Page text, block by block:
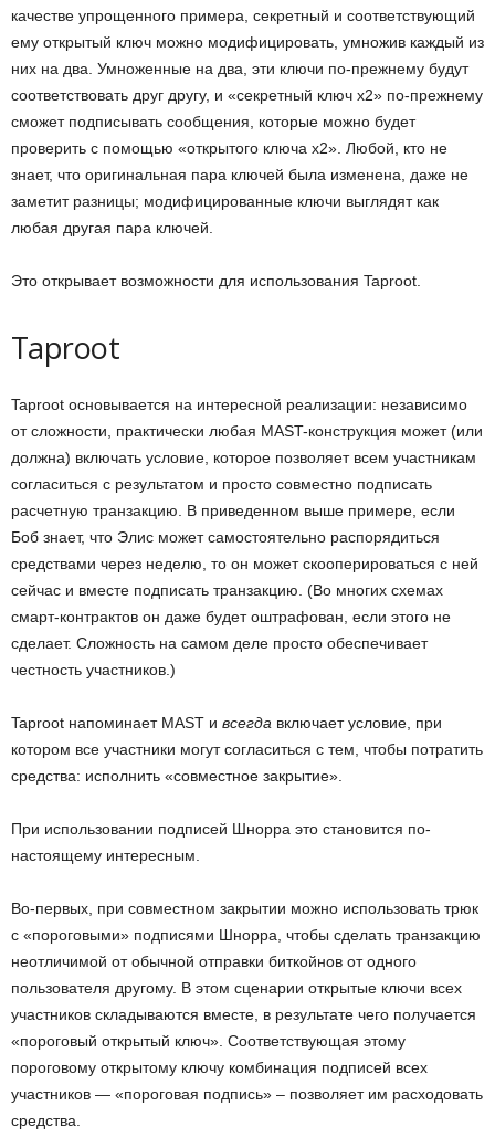
качестве упрощенного примера, секретный и соответствующий
ему открытый ключ можно модифицировать, умножив каждый из
них на два. Умноженные на два, эти ключи по-прежнему будут
соответствовать друг другу, и «секретный ключ x2» по-прежнему
сможет подписывать сообщения, которые можно будет
проверить с помощью «открытого ключа x2». Любой, кто не
знает, что оригинальная пара ключей была изменена, даже не
заметит разницы; модифицированные ключи выглядят как
любая другая пара ключей.
Это открывает возможности для использования Taproot.
Taproot
Taproot основывается на интересной реализации: независимо
от сложности, практически любая MAST-конструкция может (или
должна) включать условие, которое позволяет всем участникам
согласиться с результатом и просто совместно подписать
расчетную транзакцию. В приведенном выше примере, если
Боб знает, что Элис может самостоятельно распорядиться
средствами через неделю, то он может скооперироваться с ней
сейчас и вместе подписать транзакцию. (Во многих схемах
смарт-контрактов он даже будет оштрафован, если этого не
сделает. Сложность на самом деле просто обеспечивает
честность участников.)
Taproot напоминает MAST и всегда включает условие, при
котором все участники могут согласиться с тем, чтобы потратить
средства: исполнить «совместное закрытие».
При использовании подписей Шнорра это становится по-
настоящему интересным.
Во-первых, при совместном закрытии можно использовать трюк
с «пороговыми» подписями Шнорра, чтобы сделать транзакцию
неотличимой от обычной отправки биткойнов от одного
пользователя другому. В этом сценарии открытые ключи всех
участников складываются вместе, в результате чего получается
«пороговый открытый ключ». Соответствующая этому
пороговому открытому ключу комбинация подписей всех
участников — «пороговая подпись» – позволяет им расходовать
средства.